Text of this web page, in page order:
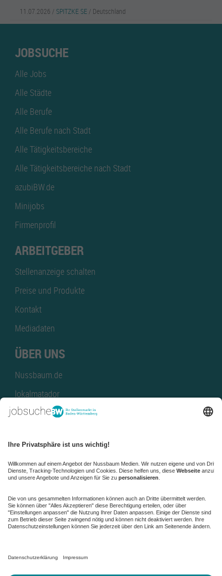
11.07.2026 / SPITZKE SE / Deutschland
JOBSUCHE
Alle Jobs
Alle Städte
Alle Berufe
Alle Berufe nach Stadt
Alle Tätigkeitsbereiche
Alle Tätigkeitsbereiche nach Stadt
azubiBW.de
Minijobs
Firmenprofil
ARBEITGEBER
Stellenanzeige schalten
Preise und Produkte
Kontakt
Mediadaten
ÜBER UNS
Nussbaum.de
lokalmatador
kaufinBW
NussbaumID
Nussbaum Medien
de.jobble.org